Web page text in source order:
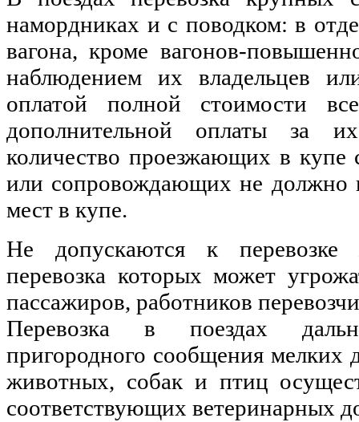
намордниках и с поводком: в
вагона, кроме вагонов-
наблюдением их владельцев
оплатой полной стоимости
дополнительной оплаты за
количество проезжающих в купе
или сопровождающих не должно
мест в купе.
Не допускаются к
перевозка которых может
пассажиров, работников
Перевозка в поездах
пригородного сообщения
животных, собак и птиц
соответствующих ветеринарных